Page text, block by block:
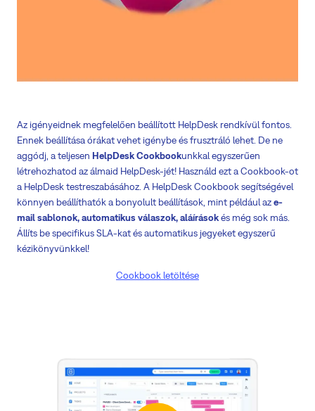
Az igényeidnek megfelelően beállított HelpDesk rendkívül fontos.
Ennek beállítása órákat vehet igénybe és frusztráló lehet. De ne
aggódj, a teljesen HelpDesk Cookbookunkkal egyszerűen
létrehozhatod az álmaid HelpDesk-jét! Használd ezt a Cookbook-ot
a HelpDesk testreszabásához. A HelpDesk Cookbook segítségével
könnyen beállíthatók a bonyolult beállítások, mint például aze-
mail sablonok, automatikus válaszok, aláírásokés még sok más.
Állíts be specifikus SLA-kat és automatikus jegyeket egyszerű
kézikönyvünkkel!
Cookbook letöltése